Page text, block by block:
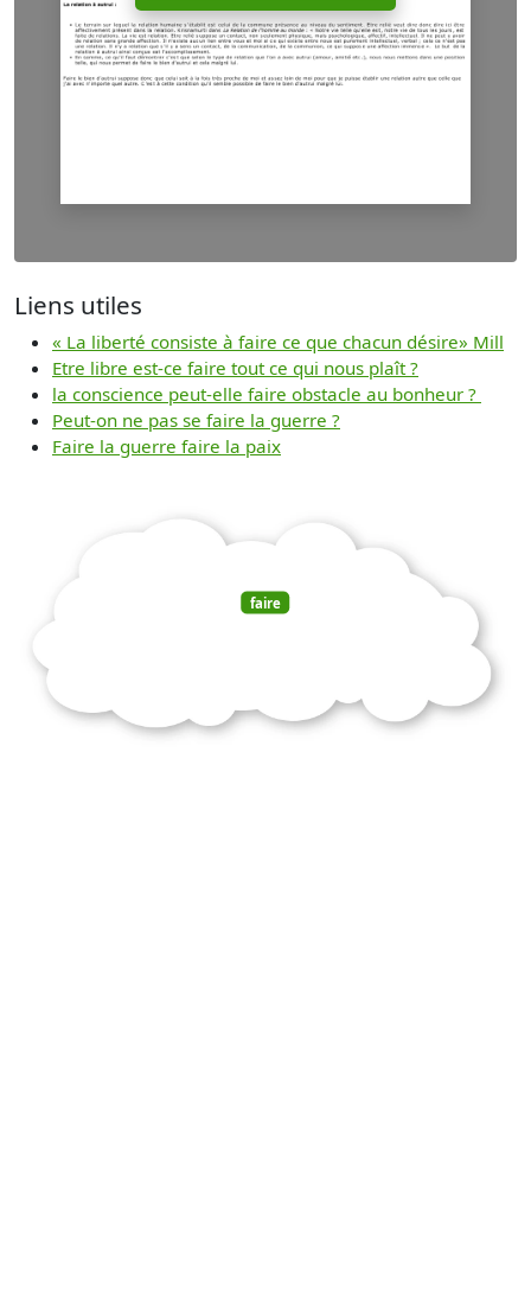
Liens utiles
« La liberté consiste à faire ce que chacun désire» Mill
Etre libre est-ce faire tout ce qui nous plaît ?
la conscience peut-elle faire obstacle au bonheur ?
Peut-on ne pas se faire la guerre ?
Faire la guerre faire la paix
faire